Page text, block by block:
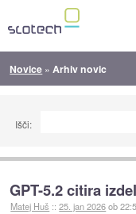
Novice » Arhiv novic
Išči:
GPT-5.2 citira
Matej Huš ::25. jan 2026ob